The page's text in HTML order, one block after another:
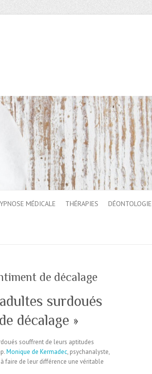
MÉDICALE THÉRAPIES DÉONTOLOGIE
de décalage
surdoués
décalage »
souffrent de leurs aptitudes
Monique de Kermadec, psychanalyste,
faire de leur différence une véritable